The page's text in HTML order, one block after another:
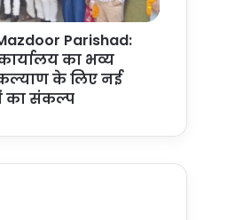
Parishad:
का भव्य
कल्याण के लिए नई
का संकल्प